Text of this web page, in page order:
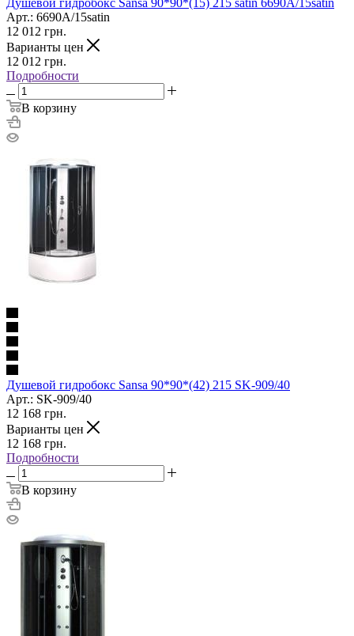
Арт.: 6690A/15satin
12 012 грн.
Варианты цен
12 012 грн.
Подробности
В корзину
Душевой гидробокс Sansa 90*90*(42) 215 SK-909/40
Арт.: SK-909/40
12 168 грн.
Варианты цен
12 168 грн.
Подробности
В корзину